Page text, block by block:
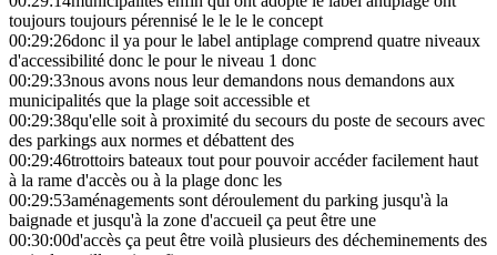
toujours toujours pérennisé le le le le concept
00:29:26donc il ya pour le label antiplage comprend quatre niveaux
d'accessibilité donc le pour le niveau 1 donc
00:29:33nous avons nous leur demandons nous demandons aux
municipalités que la plage soit accessible et
00:29:38qu'elle soit à proximité du secours du poste de secours avec
des parkings aux normes et débattent des
00:29:46trottoirs bateaux tout pour pouvoir accéder facilement haut
à la rame d'accès ou à la plage donc les
00:29:53aménagements sont déroulement du parking jusqu'à la
baignade et jusqu'à la zone d'accueil ça peut être une
00:30:00d'accès ça peut être voilà plusieurs des décheminements des